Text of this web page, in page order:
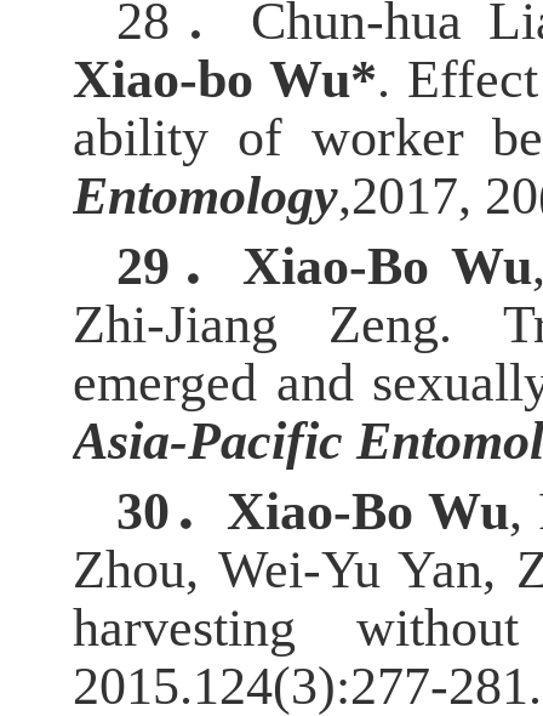
28． Chun-hua
Xiao-bo Wu*.
ability of worker
Entomology,2017,
29． Xiao-Bo Wu
Zhi-Jiang Zeng.
emerged and
Asia-Pacific
30． Xiao-Bo Wu,
Zhou, Wei-Yu Yan,
harvesting
2015.124(3):277-281.